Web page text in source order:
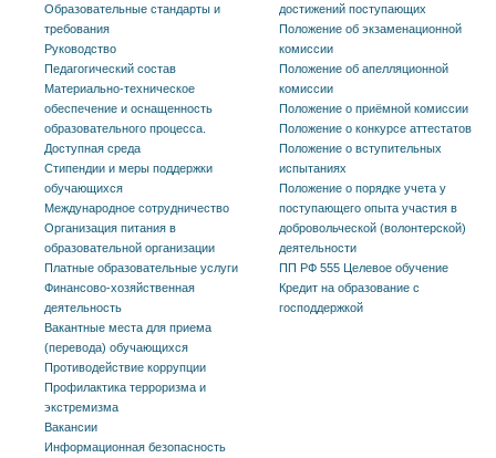
Образовательные стандарты и
требования
Руководство
Педагогический состав
Материально-техническое
обеспечение и оснащенность
образовательного процесса.
Доступная среда
Стипендии и меры поддержки
обучающихся
Международное сотрудничество
Организация питания в
образовательной организации
Платные образовательные услуги
Финансово-хозяйственная
деятельность
Вакантные места для приема
(перевода) обучающихся
Противодействие коррупции
Профилактика терроризма и
экстремизма
Вакансии
Информационная безопасность
достижений поступающих
Положение об экзаменационной
комиссии
Положение об апелляционной
комиссии
Положение о приёмной комиссии
Положение о конкурсе аттестатов
Положение о вступительных
испытаниях
Положение о порядке учета у
поступающего опыта участия в
добровольческой (волонтерской)
деятельности
ПП РФ 555 Целевое обучение
Кредит на образование с
господдержкой